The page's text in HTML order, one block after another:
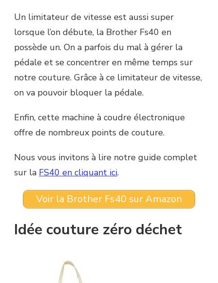
Un limitateur de vitesse est aussi super
lorsque l’on débute, la Brother Fs40 en
possède un. On a parfois du mal à gérer la
pédale et se concentrer en même temps sur
notre couture. Grâce à ce limitateur de vitesse,
on va pouvoir bloquer la pédale.
Enfin, cette machine à coudre électronique
offre de nombreux points de couture.
Nous vous invitons à lire notre guide complet
sur la FS40 en cliquant ici.
Voir la Brother Fs40 sur Amazon
Idée couture zéro déchet